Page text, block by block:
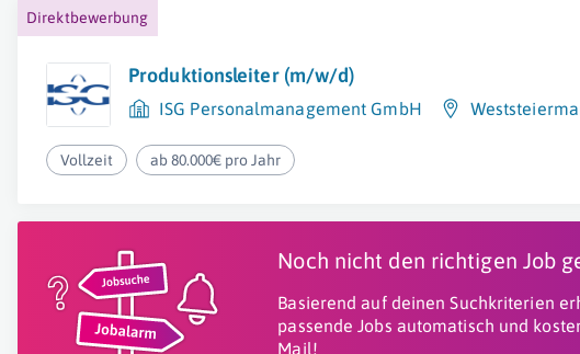
Direktbewerbung
Produktionsleiter (m/w/d)
ISG Personalmanagement GmbH
Vollzeit ab 80.000€ pro Jahr
Noch nicht den richtigen Job
Basierend auf deinen Suchkriterien
passende Jobs automatisch und
Mail!